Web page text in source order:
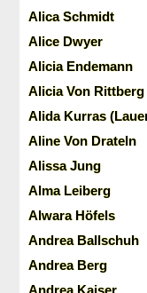
Alica Schmidt
Alice Dwyer
Alicia Endemann
Alicia Von Rittberg
Alida Kurras
Aline Von Drateln
Alissa Jung
Alma Leiberg
Alwara Höfels
Andrea Ballschuh
Andrea Berg
Andrea Kaiser